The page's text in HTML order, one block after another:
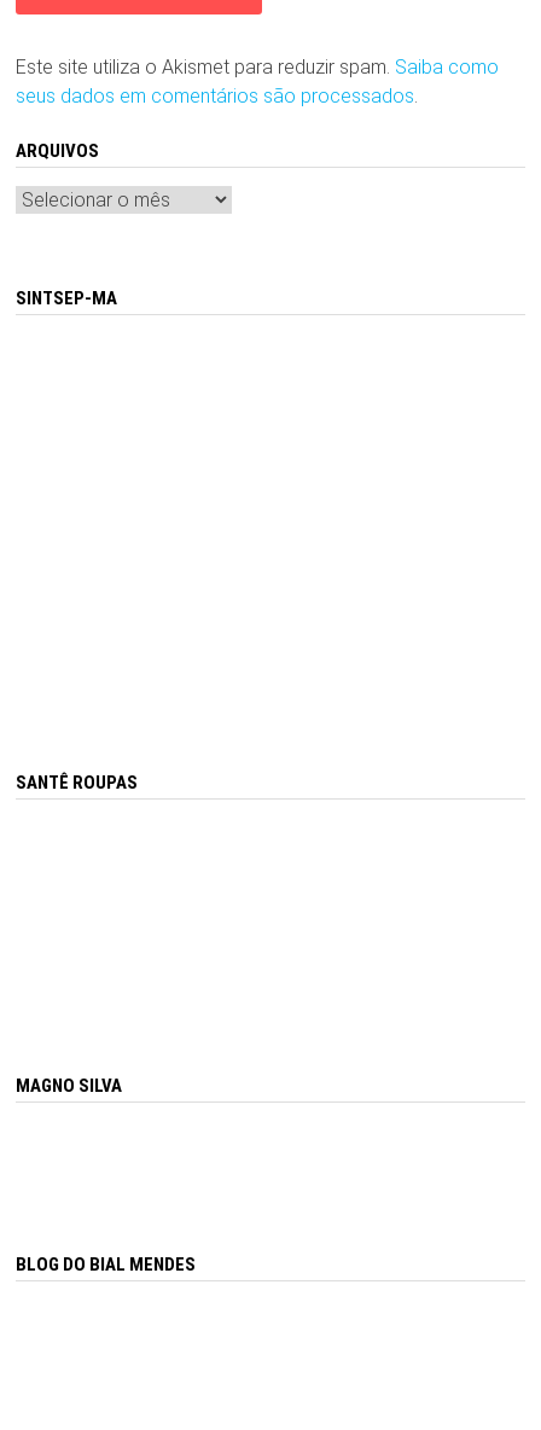
Este site utiliza o Akismet para reduzir spam. Saiba como
seus dados em comentários são processados
ARQUIVOS
Arquivos
SINTSEP-MA
SANTÊ ROUPAS
MAGNO SILVA
BLOG DO BIAL MENDES